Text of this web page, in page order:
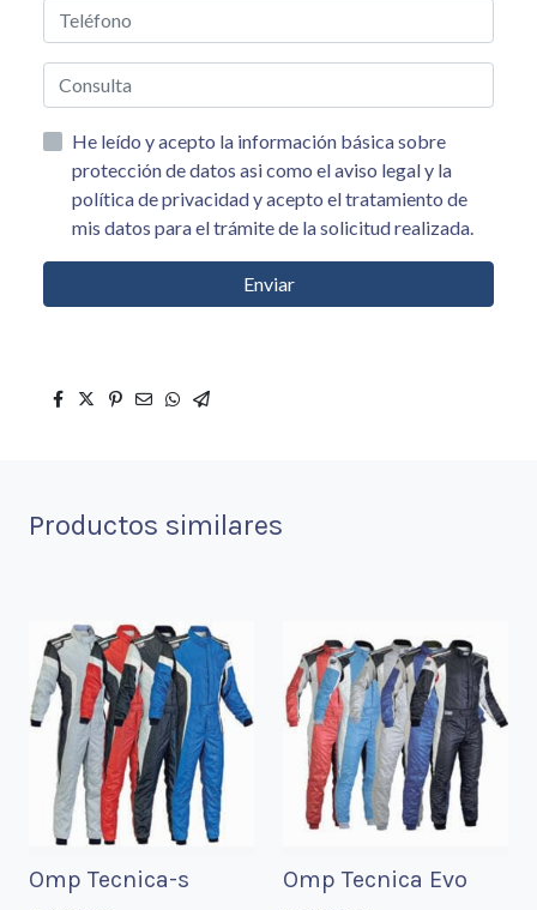
He leído y acepto la información básica sobre
protección de datos asi como el aviso legal y la
política de privacidad y acepto el tratamiento de
mis datos para el trámite de la solicitud realizada.
Enviar
Productos similares
Omp Tecnica-s Omp Tecnica Evo